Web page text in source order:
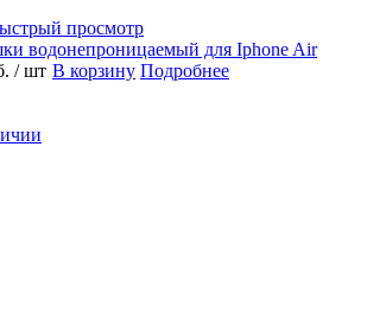
просмотр
водонепроницаемый для Iphone Air
/ шт В корзину Подробнее